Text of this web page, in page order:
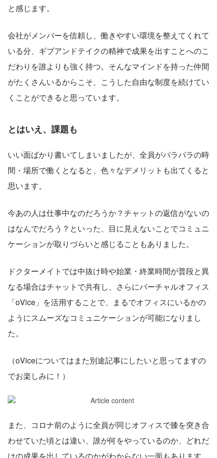
と感じます。
会社がメンバーを信頼し、働きやすい環境を整えてくれて
いる分、ギブアンドテイクの精神で成果を出すことへのこ
だわりを誰よりも強く持つ。そんなマインドを持った仲間
がたくさんいるからこそ、こうした自由な制度を続けてい
くことができると思っています。
とはいえ、課題も
いい面ばかり書いてしまいましたが、全員がバラバラの時
間・場所で働くとなると、色々なデメリットも出てくると
思います。
今あの人は仕事中なのだろうか？チャットの返信がないの
はなんでだろう？といった、目に見えないことでコミュニ
ケーションが取りづらいと感じることもありました。
ドクターメイトでは中抜け時や始業・終業時間が普段と異
なる場合はチャットで共有し、さらにバーチャルオフィス
「oVice」を活用することで、まるでオフィスにいるかの
ようにスムーズなコミュニケーションが可能になりまし
た。
（oViceについてはまた別途記事にしたいと思ってますの
でお楽しみに！）
また、コロナ前のように全員が同じオフィスで膝を突き合
わせていた頃とは違い、誰が何をやっているのか、どれだ
けの成果を出しているのかがわからない一面もあります。